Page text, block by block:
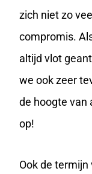
zich niet zo
compromis.
altijd vlot
we ook zeer
de hoogte van
op!
Ook de